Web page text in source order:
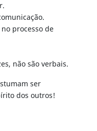
processo de
não são verbais.
ser
dos outros!